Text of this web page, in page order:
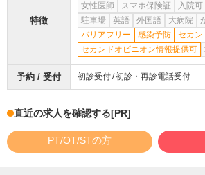
特徴
女性医師
スマホ保険証 入院可
駐車場
英語 外国語 大病院
バリアフリー
感染予防
セカン
セカンドオピニオン情報提供可
予約 / 受付 初診受付 初診・再診電話受付
直近の求人を確認する[PR]
PT/OT/STの方